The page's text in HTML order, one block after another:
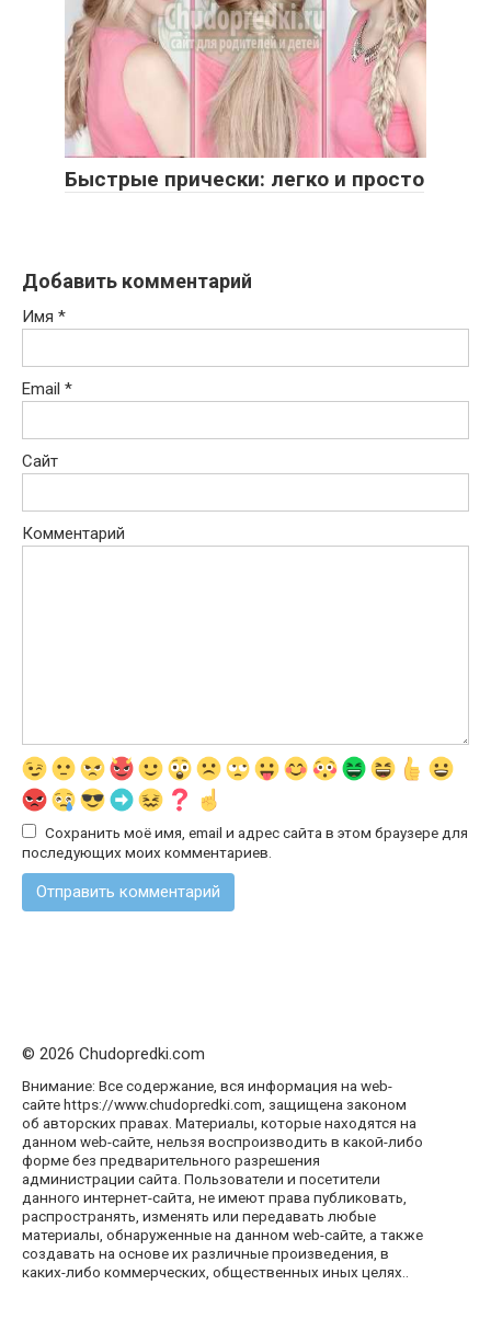
Быстрые прически: легко и просто
Добавить комментарий
Имя *
Email *
Сайт
Комментарий
Сохранить моё имя, email и адрес сайта в этом браузере для
последующих моих комментариев.
© 2026 Chudopredki.com
Внимание: Все содержание, вся информация на web-
сайте https://www.chudopredki.com, защищена законом
об авторских правах. Материалы, которые находятся на
данном web-сайте, нельзя воспроизводить в какой-либо
форме без предварительного разрешения
администрации сайта. Пользователи и посетители
данного интернет-сайта, не имеют права публиковать,
распространять, изменять или передавать любые
материалы, обнаруженные на данном web-сайте, а также
создавать на основе их различные произведения, в
каких-либо коммерческих, общественных иных целях..